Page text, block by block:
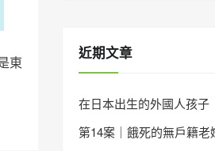
東
近期文章
在日本出生的外國人孩子
第14案｜餓死的無戶籍老